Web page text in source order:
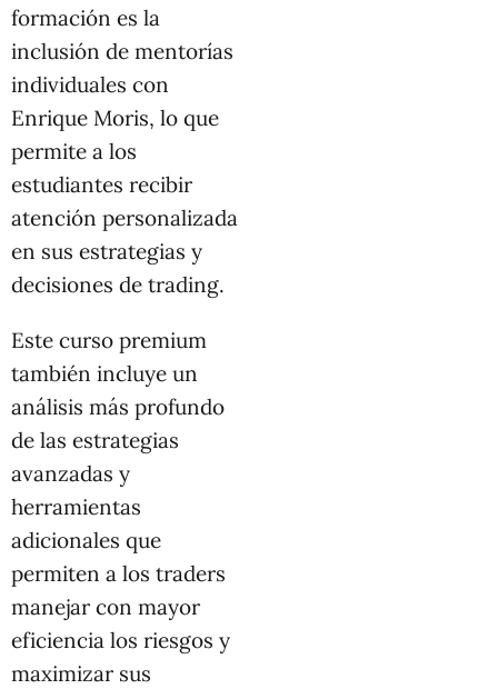
formación es la
inclusión de mentorías
individuales con
Enrique Moris, lo que
permite a los
estudiantes recibir
atención personalizada
en sus estrategias y
decisiones de trading.
Este curso premium
también incluye un
análisis más profundo
de las estrategias
avanzadas y
herramientas
adicionales que
permiten a los traders
manejar con mayor
eficiencia los riesgos y
maximizar sus